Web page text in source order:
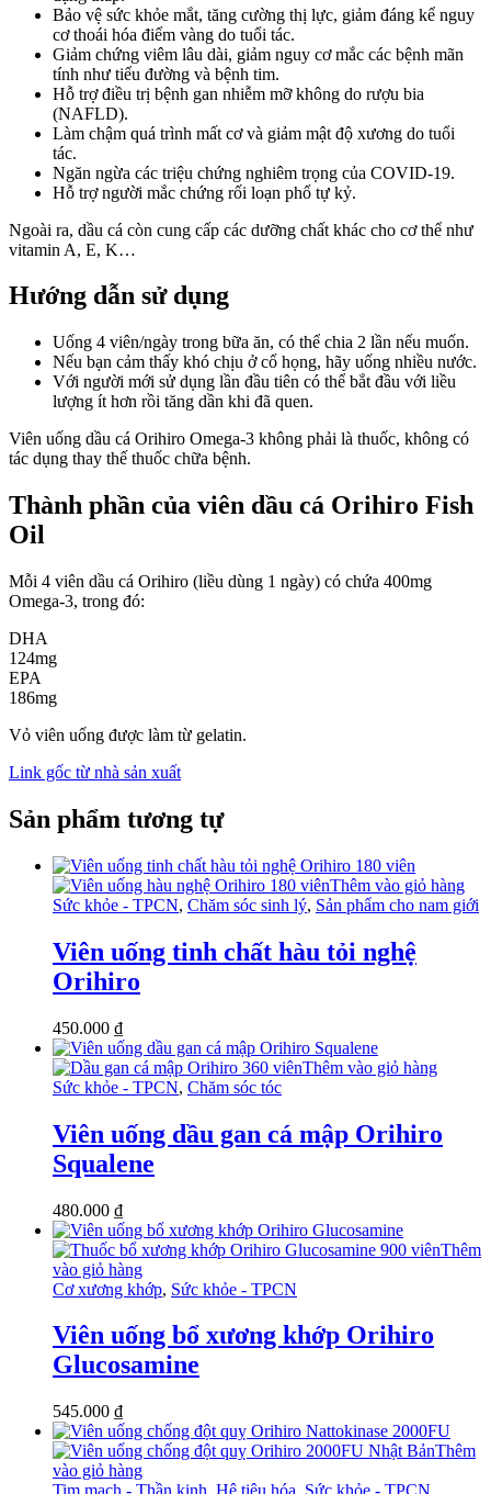
Bảo vệ sức khỏe mắt, tăng cường thị lực, giảm đáng kể nguy
cơ thoái hóa điểm vàng do tuổi tác.
Giảm chứng viêm lâu dài, giảm nguy cơ mắc các bệnh mãn
tính như tiểu đường và bệnh tim.
Hỗ trợ điều trị bệnh gan nhiễm mỡ không do rượu bia
(NAFLD).
Làm chậm quá trình mất cơ và giảm mật độ xương do tuổi
tác.
Ngăn ngừa các triệu chứng nghiêm trọng của COVID-19.
Hỗ trợ người mắc chứng rối loạn phổ tự kỷ.
Ngoài ra, dầu cá còn cung cấp các dưỡng chất khác cho cơ thể như
vitamin A, E, K…
Hướng dẫn sử dụng
Uống 4 viên/ngày trong bữa ăn, có thể chia 2 lần nếu muốn.
Nếu bạn cảm thấy khó chịu ở cổ họng, hãy uống nhiều nước.
Với người mới sử dụng lần đầu tiên có thể bắt đầu với liều
lượng ít hơn rồi tăng dần khi đã quen.
Viên uống dầu cá Orihiro Omega-3 không phải là thuốc, không có
tác dụng thay thế thuốc chữa bệnh.
Thành phần của viên dầu cá Orihiro Fish
Oil
Mỗi 4 viên dầu cá Orihiro (liều dùng 1 ngày) có chứa 400mg
Omega-3, trong đó:
DHA
124mg
EPA
186mg
Vỏ viên uống được làm từ gelatin.
Link gốc từ nhà sản xuất
Sản phẩm tương tự
Thêm vào giỏ hàng
Sức khỏe - TPCN, Chăm sóc sinh lý, Sản phẩm cho nam giới
Viên uống tinh chất hàu tỏi nghệ
Orihiro
450.000 ₫
Thêm vào giỏ hàng
Sức khỏe - TPCN, Chăm sóc tóc
Viên uống dầu gan cá mập Orihiro
Squalene
480.000 ₫
Thêm
vào giỏ hàng
Cơ xương khớp, Sức khỏe - TPCN
Viên uống bổ xương khớp Orihiro
Glucosamine
545.000 ₫
Thêm
vào giỏ hàng